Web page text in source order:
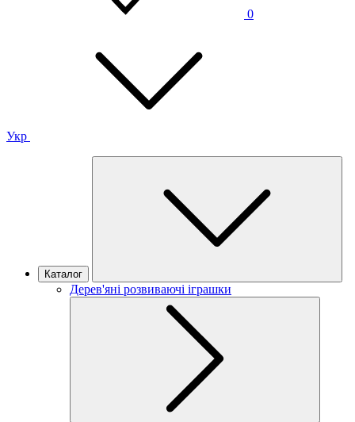
0
Укр
Каталог
Дерев'яні розвиваючі іграшки